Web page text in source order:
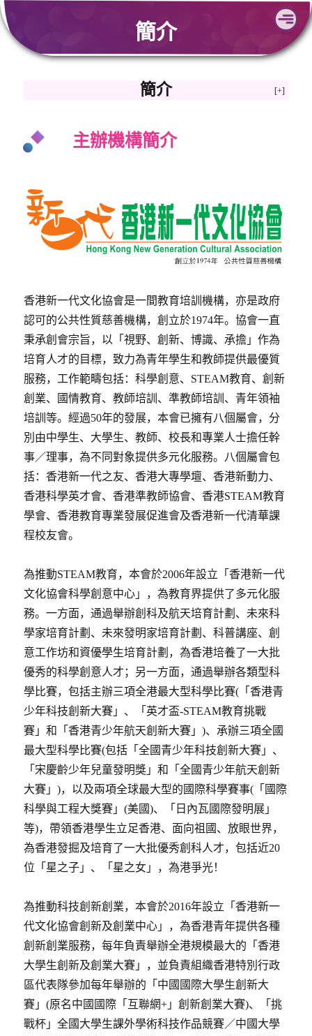
Skip
to
content
簡介
簡介
主辦機構簡介
香港新一代文化協會是一間教育培訓機構，亦是政府
認可的公共性質慈善機構，創立於1974年。協會一直
秉承創會宗旨，以「視野、創新、博識、承擔」作為
培育人才的目標，致力為青年學生和教師提供最優質
服務，工作範疇包括：科學創意、STEAM教育、創新
創業、國情教育、教師培訓、準教師培訓、青年領袖
培訓等。經過50年的發展，本會已擁有八個屬會，分
別由中學生、大學生、教師、校長和專業人士擔任幹
事／理事，為不同對象提供多元化服務。八個屬會包
括：香港新一代之友、香港大專學壇、香港新動力、
香港科學英才會、香港準教師協會、香港STEAM教育
學會、香港教育專業發展促進會及香港新一代清華課
程校友會。
為推動STEAM教育，本會於2006年設立「香港新一代
文化協會科學創意中心」，為教育界提供了多元化服
務。一方面，通過舉辦創科及航天培育計劃、未來科
學家培育計劃、未來發明家培育計劃、科普講座、創
意工作坊和資優學生培育計劃，為香港培養了一大批
優秀的科學創意人才；另一方面，通過舉辦各類型科
學比賽，包括主辦三項全港最大型科學比賽(「香港青
少年科技創新大賽」、「英才盃-STEAM教育挑戰
賽」和「香港青少年航天創新大賽」)、承辦三項全國
最大型科學比賽(包括「全國青少年科技創新大賽」、
「宋慶齡少年兒童發明獎」和「全國青少年航天創新
大賽」)，以及兩項全球最大型的國際科學賽事(「國際
科學與工程大獎賽」(美國)、「日內瓦國際發明展」
等)，帶領香港學生立足香港、面向祖國、放眼世界，
為香港發掘及培育了一大批優秀創科人才，包括近20
位「星之子」、「星之女」，為港爭光！
為推動科技創新創業，本會於2016年設立「香港新一
代文化協會創新及創業中心」，為香港青年提供各種
創新創業服務，每年負責舉辦全港規模最大的「香港
大學生創新及創業大賽」，並負責組織香港特別行政
區代表隊參加每年舉辦的「中國國際大學生創新大
賽」(原名中國國際「互聯網+」創新創業大賽)、「挑
戰杯」全國大學生課外學術科技作品競賽／中國大學